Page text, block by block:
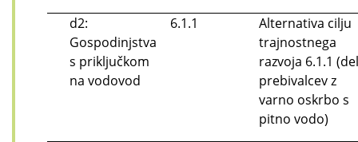
d2:
Gospodinjstva
s priključkom
na vodovod
6.1.1
Alternativa cilju
trajnostnega
razvoja 6.1.1
prebivalcev z
varno oskrbo s
pitno vodo)